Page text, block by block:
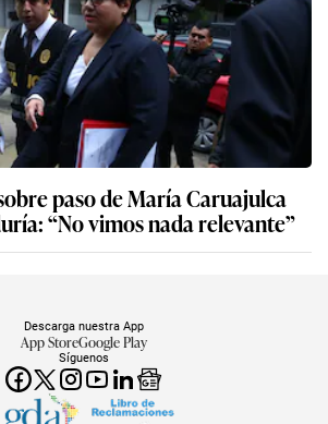
paso de María Caruajulca
“No vimos nada relevante”
Síguenos
Descarga nuestra App
App StoreGoogle Play